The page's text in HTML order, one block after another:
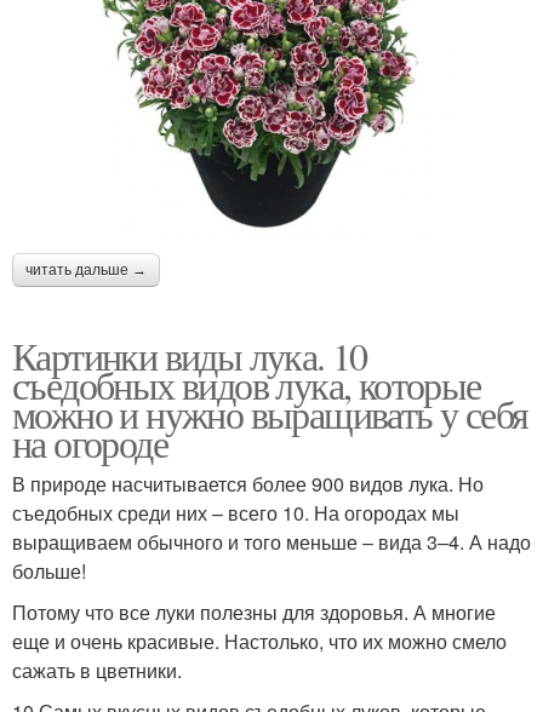
читать дальше →
Картинки виды лука. 10
съедобных видов лука, которые
можно и нужно выращивать у себя
на огороде
В природе насчитывается более 900 видов лука. Но
съедобных среди них – всего 10. На огородах мы
выращиваем обычного и того меньше – вида 3–4. А надо
больше!
Потому что все луки полезны для здоровья. А многие
еще и очень красивые. Настолько, что их можно смело
сажать в цветники.